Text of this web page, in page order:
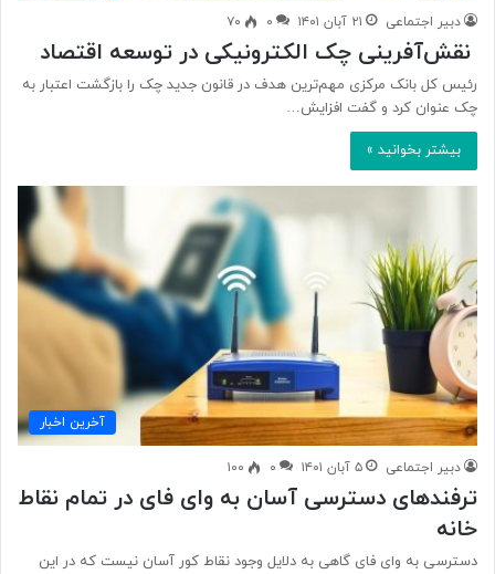
دبیر اجتماعی ۲۱ آبان ۱۴۰۱ ۰ ۷۰
نقش‌آفرینی چک الکترونیکی در توسعه اقتصاد
رئیس کل بانک مرکزی مهم‌ترین هدف در قانون جدید چک را بازگشت اعتبار به
چک عنوان کرد و گفت افزایش…
بیشتر بخوانید »
آخرین اخبار
دبیر اجتماعی ۵ آبان ۱۴۰۱ ۰ ۱۰۰
ترفندهای دسترسی آسان به وای فای در تمام نقاط
خانه
دسترسی به وای فای گاهی به دلایل وجود نقاط کور آسان نیست که در این